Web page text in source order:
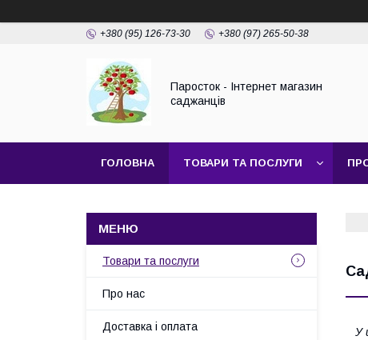
+380 (95) 126-73-30 +380 (97) 265-50-38
Паросток - Інтернет магазин
саджанців
ГОЛОВНА ТОВАРИ ТА ПОСЛУГИ
У
Товари та послуги
Про нас
Доставка і оплата